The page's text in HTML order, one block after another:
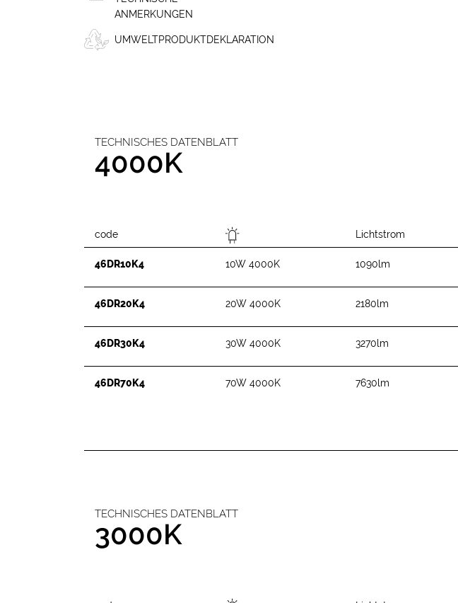
ANMERKUNGEN
UMWELTPRODUKTDEKLARATION
TECHNISCHES DATENBLATT
4000K
code Lichtstrom
46DR10K4 10W 4000K 1090lm
46DR20K4 20W 4000K 2180lm
46DR30K4 30W 4000K 3270lm
46DR70K4 70W 4000K 7630lm
TECHNISCHES DATENBLATT
3000K